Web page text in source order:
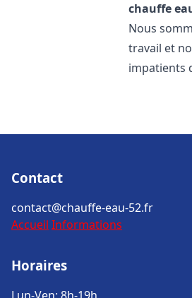
chauffe
Nous
travail et
impatients
Contact
contact@chauffe-eau-52.fr
Accueil Informations
Horaires